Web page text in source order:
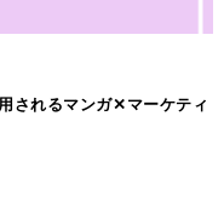
されるマンガ✕マーケティ